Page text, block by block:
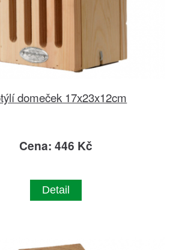
domeček 17x23x12cm
Cena: 446 Kč
Detail